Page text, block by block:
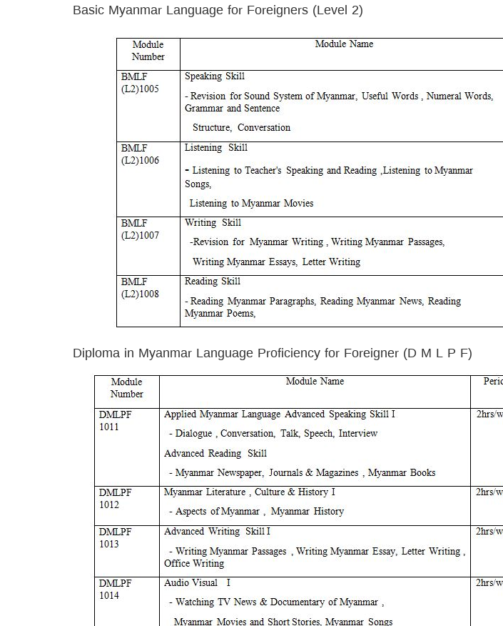
Basic Myanmar Language for Foreigners (Level 2)
Diploma in Myanmar Language Proficiency for Foreigner (D M L P F)